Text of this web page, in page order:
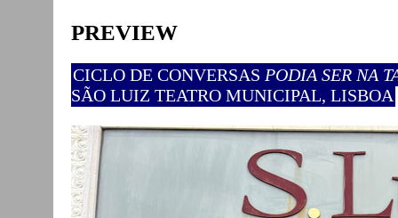
PREVIEW
CICLO DE CONVERSAS PODIA SER NA
SÃO LUIZ TEATRO MUNICIPAL, LISBOA